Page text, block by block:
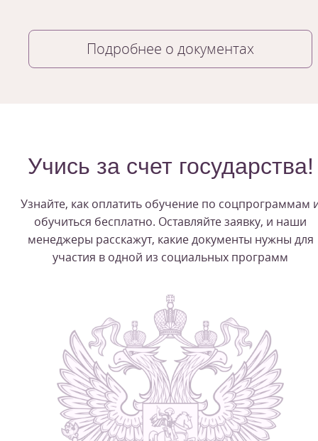
Подробнее о документах
Учись за счет государства!
Узнайте, как оплатить обучение по соцпрограммам
обучиться бесплатно. Оставляйте заявку, и наши
менеджеры расскажут, какие документы нужны для
участия в одной из социальных программ